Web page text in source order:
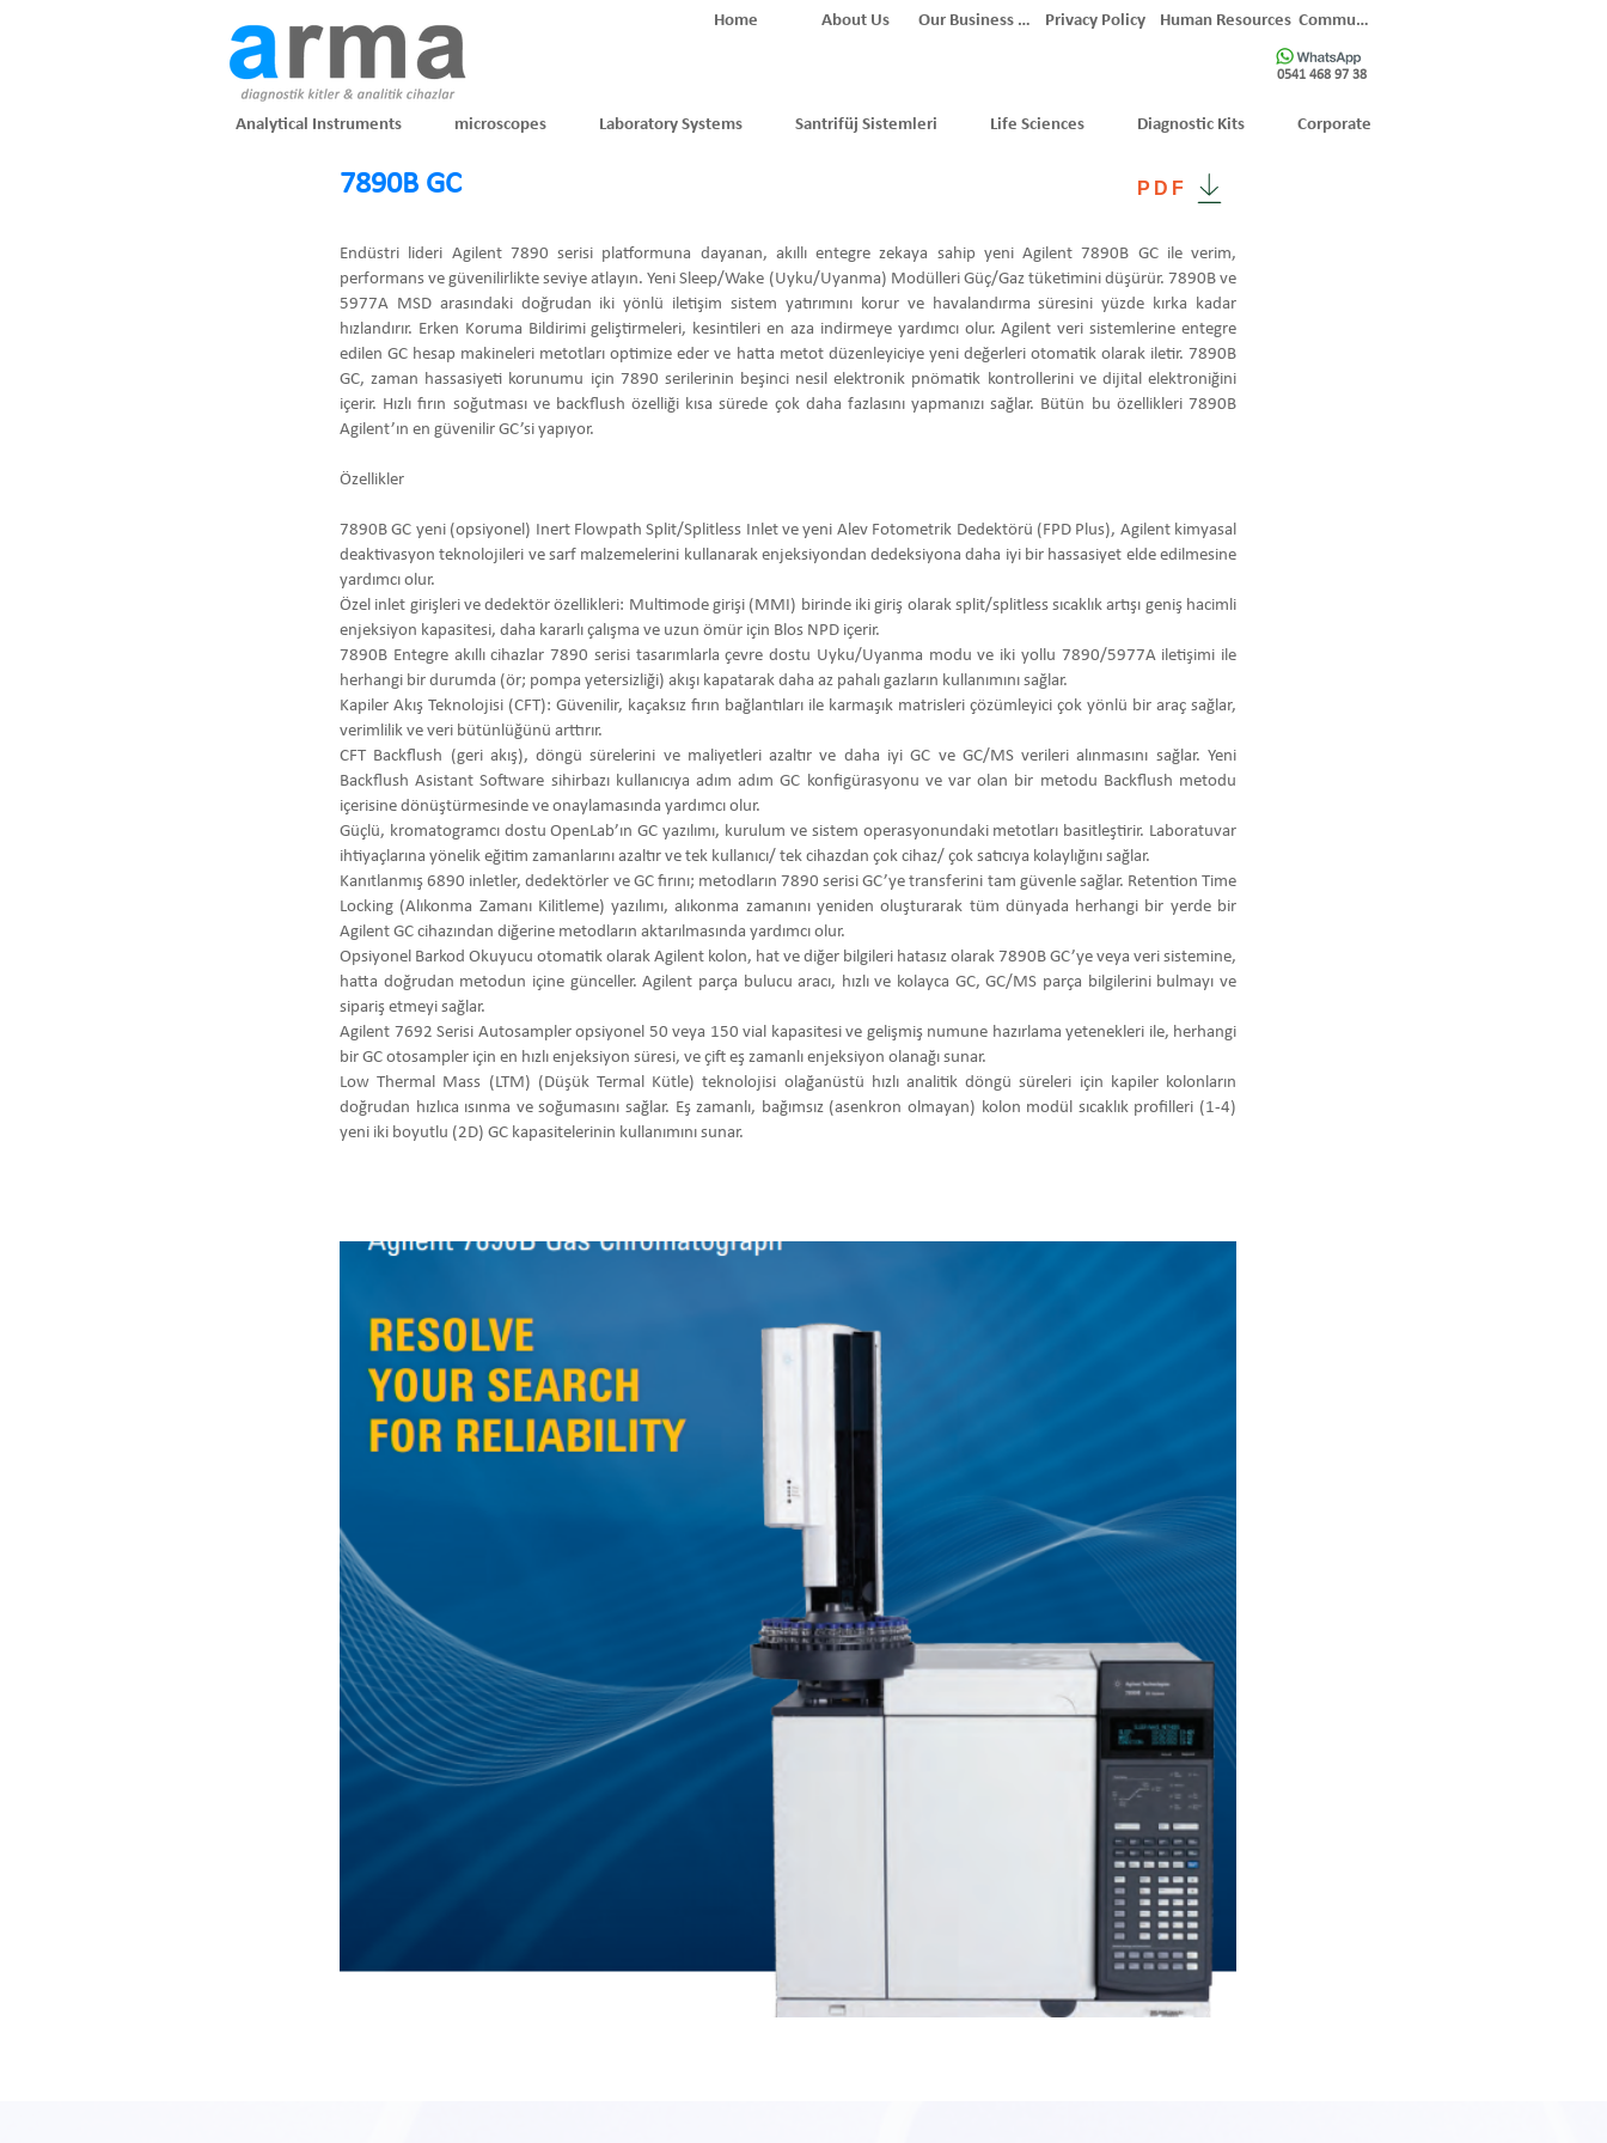
Analytical Instruments microscopes Laboratory Systems Santrifüj Sistemleri Life Sciences Diagnostic Kits Corporate
Home About Us Our Business Partners Privacy Policy Human Resources Communication
0541 468 97 38
PDF
7890B GC
Endüstri lideri Agilent 7890 serisi platformuna dayanan, akıllı entegre zekaya sahip yeni Agilent 7890B GC ile verim,
performans ve güvenilirlikte seviye atlayın. Yeni Sleep/Wake (Uyku/Uyanma) Modülleri Güç/Gaz tüketimini düşürür. 7890B ve
5977A MSD arasındaki doğrudan iki yönlü iletişim sistem yatırımını korur ve havalandırma süresini yüzde kırka kadar
hızlandırır. Erken Koruma Bildirimi geliştirmeleri, kesintileri en aza indirmeye yardımcı olur. Agilent veri sistemlerine entegre
edilen GC hesap makineleri metotları optimize eder ve hatta metot düzenleyiciye yeni değerleri otomatik olarak iletir. 7890B
GC, zaman hassasiyeti korunumu için 7890 serilerinin beşinci nesil elektronik pnömatik kontrollerini ve dijital elektroniğini
içerir. Hızlı fırın soğutması ve backflush özelliği kısa sürede çok daha fazlasını yapmanızı sağlar. Bütün bu özellikleri 7890B
Agilent’ın en güvenilir GC’si yapıyor.
Özellikler
7890B GC yeni (opsiyonel) Inert Flowpath Split/Splitless Inlet ve yeni Alev Fotometrik Dedektörü (FPD Plus), Agilent kimyasal
deaktivasyon teknolojileri ve sarf malzemelerini kullanarak enjeksiyondan dedeksiyona daha iyi bir hassasiyet elde edilmesine
yardımcı olur.
Özel inlet girişleri ve dedektör özellikleri: Multimode girişi (MMI) birinde iki giriş olarak split/splitless sıcaklık artışı geniş hacimli
enjeksiyon kapasitesi, daha kararlı çalışma ve uzun ömür için Blos NPD içerir.
7890B Entegre akıllı cihazlar 7890 serisi tasarımlarla çevre dostu Uyku/Uyanma modu ve iki yollu 7890/5977A iletişimi ile
herhangi bir durumda (ör; pompa yetersizliği) akışı kapatarak daha az pahalı gazların kullanımını sağlar.
Kapiler Akış Teknolojisi (CFT): Güvenilir, kaçaksız fırın bağlantıları ile karmaşık matrisleri çözümleyici çok yönlü bir araç sağlar,
verimlilik ve veri bütünlüğünü arttırır.
CFT Backflush (geri akış), döngü sürelerini ve maliyetleri azaltır ve daha iyi GC ve GC/MS verileri alınmasını sağlar. Yeni
Backflush Asistant Software sihirbazı kullanıcıya adım adım GC konfigürasyonu ve var olan bir metodu Backflush metodu
içerisine dönüştürmesinde ve onaylamasında yardımcı olur.
Güçlü, kromatogramcı dostu OpenLab’ın GC yazılımı, kurulum ve sistem operasyonundaki metotları basitleştirir. Laboratuvar
ihtiyaçlarına yönelik eğitim zamanlarını azaltır ve tek kullanıcı/ tek cihazdan çok cihaz/ çok satıcıya kolaylığını sağlar.
Kanıtlanmış 6890 inletler, dedektörler ve GC fırını; metodların 7890 serisi GC’ye transferini tam güvenle sağlar. Retention Time
Locking (Alıkonma Zamanı Kilitleme) yazılımı, alıkonma zamanını yeniden oluşturarak tüm dünyada herhangi bir yerde bir
Agilent GC cihazından diğerine metodların aktarılmasında yardımcı olur.
Opsiyonel Barkod Okuyucu otomatik olarak Agilent kolon, hat ve diğer bilgileri hatasız olarak 7890B GC’ye veya veri sistemine,
hatta doğrudan metodun içine günceller. Agilent parça bulucu aracı, hızlı ve kolayca GC, GC/MS parça bilgilerini bulmayı ve
sipariş etmeyi sağlar.
Agilent 7692 Serisi Autosampler opsiyonel 50 veya 150 vial kapasitesi ve gelişmiş numune hazırlama yetenekleri ile, herhangi
bir GC otosampler için en hızlı enjeksiyon süresi, ve çift eş zamanlı enjeksiyon olanağı sunar.
Low Thermal Mass (LTM) (Düşük Termal Kütle) teknolojisi olağanüstü hızlı analitik döngü süreleri için kapiler kolonların
doğrudan hızlıca ısınma ve soğumasını sağlar. Eş zamanlı, bağımsız (asenkron olmayan) kolon modül sıcaklık profilleri (1-4)
yeni iki boyutlu (2D) GC kapasitelerinin kullanımını sunar.